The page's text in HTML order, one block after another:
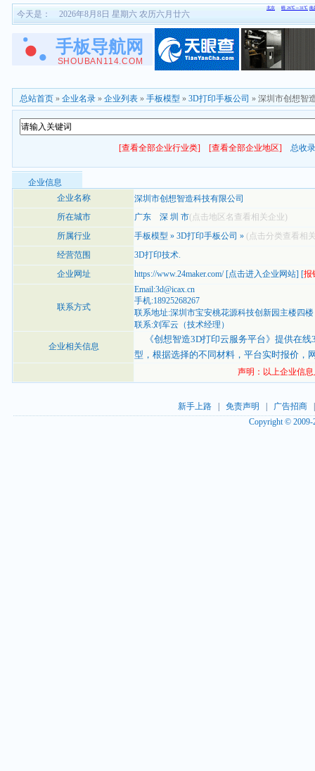
今天是： 2026年8月8日 星期六 农历六月廿六
总站首页 » 企业名录 » 企业列表 » 手板模型 » 3D打印手板公司 » 深圳市创想智
[查看全部企业行业类] [查看全部企业地区] 总收
企业信息
企业名称
深圳市创想智造科技有限公司
所在城市
广东 深 圳 市(点击地区名查看相关企业)
所属行业
手板模型 » 3D打印手板公司 » (点击分类查看相
经营范围
3D打印技术.
企业网址
https://www.24maker.com/[点击进入企业网站] [报
联系方式
Email:3d@icax.cn
手机:18925268267
联系地址:深圳市宝安桃花源科技创新园主楼四楼
联系:刘军云（技术经理）
企业相关信息
《创想智造3D打印云服务平台》提供在线
型，根据选择的不同材料，平台实时报价，
声明：以上企业信
新手上路| 免责声明 广告招商
Copyright ©